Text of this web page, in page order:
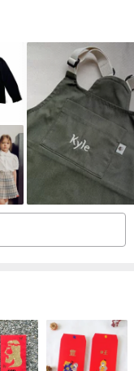
り、緩みやすく、洗
地は厚く、汗を吸収し
、変形しにくいです。
るため、ママは自信
子供と毛皮の子供が一
マは自分の成長と人